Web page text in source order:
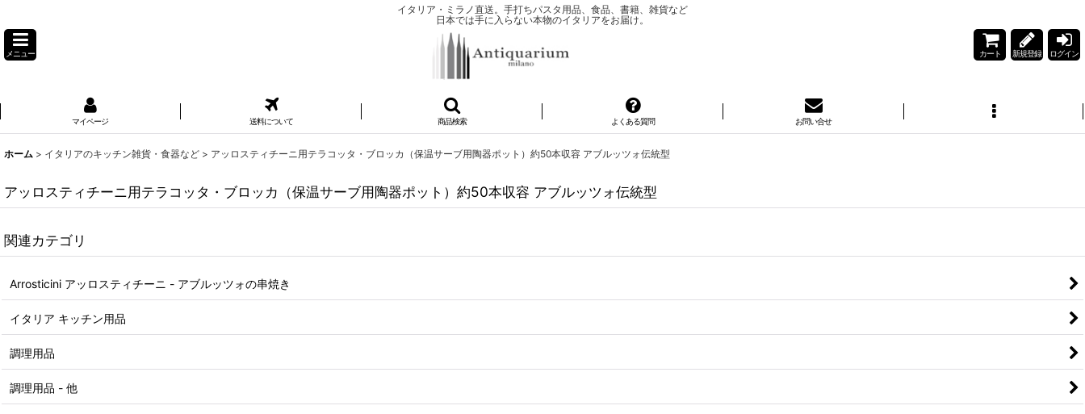
イタリア・ミラノ直送。手打ちパスタ用品、食品、書籍、雑貨など
日本では手に入らない本物のイタリアをお届け。
メニュー カート 新規登録 ログイン
マイページ 送料について 商品検索 よくある質問 お問い合せ
ホーム > イタリアのキッチン雑貨・食器など > アッロスティチーニ用テラコッタ・ブロッカ（保温サーブ用陶器ポット）約50本収容 アブルッツォ伝統型
アッロスティチーニ用テラコッタ・ブロッカ（保温サーブ用陶器ポット）約50本収容 アブルッツォ伝統型
関連カテゴリ
Arrosticini アッロスティチーニ - アブルッツォの串焼き
イタリア キッチン用品
調理用品
調理用品 - 他